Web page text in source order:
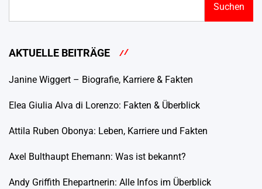
Suchen
AKTUELLE BEITRÄGE
Janine Wiggert – Biografie, Karriere & Fakten
Elea Giulia Alva di Lorenzo: Fakten & Überblick
Attila Ruben Obonya: Leben, Karriere und Fakten
Axel Bulthaupt Ehemann: Was ist bekannt?
Andy Griffith Ehepartnerin: Alle Infos im Überblick